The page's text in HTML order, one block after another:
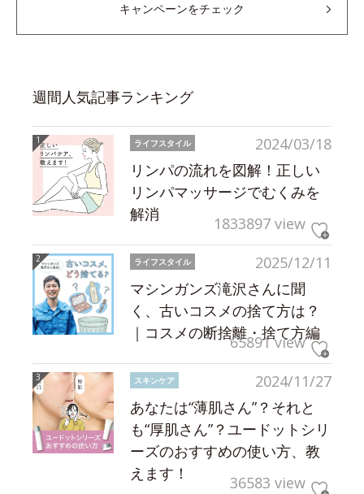
キャンペーンをチェック
週間人気記事ランキング
2024/03/18
ライフスタイル
リンパの流れを図解！正しい
リンパマッサージでむくみを
解消
1833897 view
2025/12/11
ライフスタイル
マシンガンズ滝沢さんに聞
く、古いコスメの捨て方は？
｜コスメの断捨離・捨て方編
65891 view
2024/11/27
スキンケア
あなたは“薄肌さん”？それと
も“厚肌さん”？ユードットシリ
ーズのおすすめの使い方、教
えます！
36583 view